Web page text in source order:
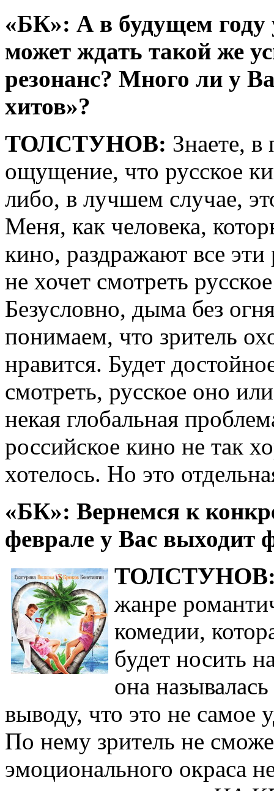
«БК»: А в будущем году
может ждать такой же
резонанс? Много ли у
хитов»?
ТОЛСТУНОВ: Знаете, в
ощущение, что русское
либо, в лучшем случае,
Меня, как человека,
кино, раздражают все
не хочет смотреть
Безусловно, дыма без
понимаем, что зритель
нравится. Будет
смотреть, русское оно
некая глобальная
российское кино не так
хотелось. Но это
«БК»: Вернемся к
феврале у Вас выходит
жанре
комедии,
будет носить
она называлась
выводу, что это не самое
По нему зритель не
эмоционального окраса